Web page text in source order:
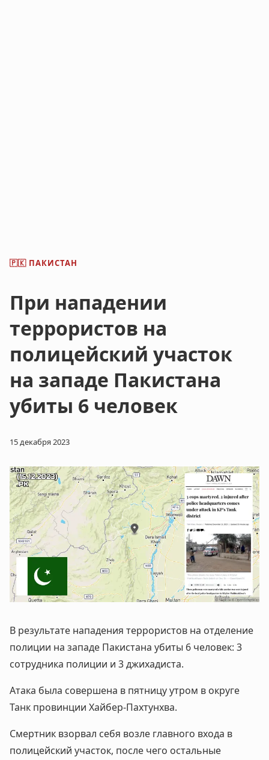
🇵🇰 ПАКИСТАН
При нападении
террористов на
полицейский участок
на западе Пакистана
убиты 6 человек
15 декабря 2023
В результате нападения террористов на отделение
полиции на западе Пакистана убиты 6 человек: 3
сотрудника полиции и 3 джихадиста.
Атака была совершена в пятницу утром в округе
Танк провинции Хайбер-Пахтунхва.
Смертник взорвал себя возле главного входа в
полицейский участок, после чего остальные